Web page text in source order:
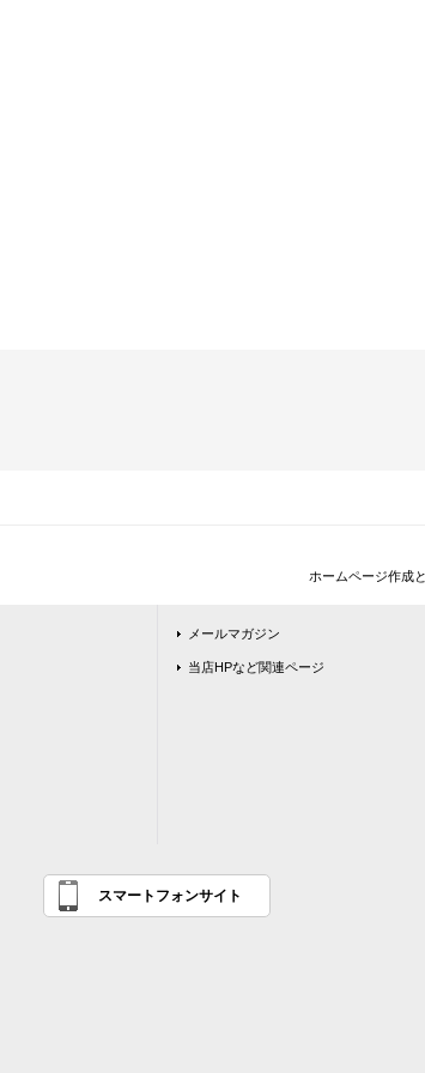
ホームページ作成
メールマガジン
当店HPなど関連ページ
スマートフォンサイト